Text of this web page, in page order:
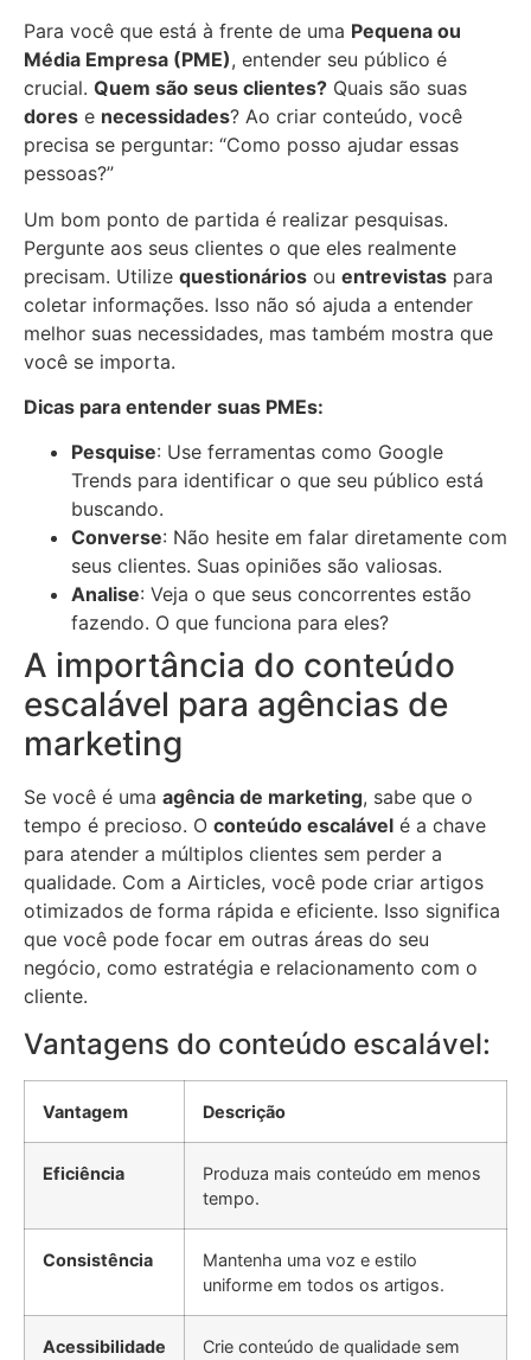
Para você que está à frente de uma Pequena ou
Média Empresa (PME), entender seu público é
crucial. Quem são seus clientes? Quais são suas
dores e necessidades? Ao criar conteúdo, você
precisa se perguntar: “Como posso ajudar essas
pessoas?”
Um bom ponto de partida é realizar pesquisas.
Pergunte aos seus clientes o que eles realmente
precisam. Utilize questionários ou entrevistas para
coletar informações. Isso não só ajuda a entender
melhor suas necessidades, mas também mostra que
você se importa.
Dicas para entender suas PMEs:
Pesquise: Use ferramentas como Google
Trends para identificar o que seu público está
buscando.
Converse: Não hesite em falar diretamente com
seus clientes. Suas opiniões são valiosas.
Analise: Veja o que seus concorrentes estão
fazendo. O que funciona para eles?
A importância do conteúdo
escalável para agências de
marketing
Se você é uma agência de marketing, sabe que o
tempo é precioso. O conteúdo escalável é a chave
para atender a múltiplos clientes sem perder a
qualidade. Com a Airticles, você pode criar artigos
otimizados de forma rápida e eficiente. Isso significa
que você pode focar em outras áreas do seu
negócio, como estratégia e relacionamento com o
cliente.
Vantagens do conteúdo escalável:
Vantagem Descrição
Eficiência
Produza mais conteúdo em menos
tempo.
Consistência
Mantenha uma voz e estilo
uniforme em todos os artigos.
Acessibilidade
Crie conteúdo de qualidade sem